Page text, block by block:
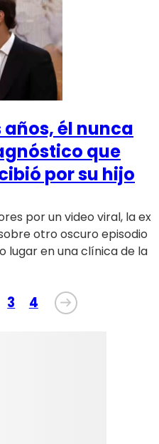
él nunca
que
por su hijo
por un video viral, la ex
otro oscuro episodio
lugar en una clínica de la